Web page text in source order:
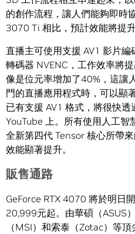
的創作流程，讓人們能夠即時
3070 Ti 相比，預計效能將提升
直播主可使用支援 AV1 影片
轉碼器 NVENC，工作效率將
像是位元率增加了40%，這讓
門的直播應用程式時，可以顯
已有支援 AV1 格式，將很快
YouTube 上。所有使用人工智
全新第四代 Tensor 核心所帶
效能顯著提升。
販售通路
GeForce RTX 4070 將於明日
20,999元起。由華碩（ASUS
（MSI）和索泰（Zotac）等